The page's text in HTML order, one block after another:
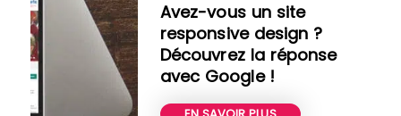
Avez-vous un site
responsive design ?
Découvrez la réponse
avec Google !